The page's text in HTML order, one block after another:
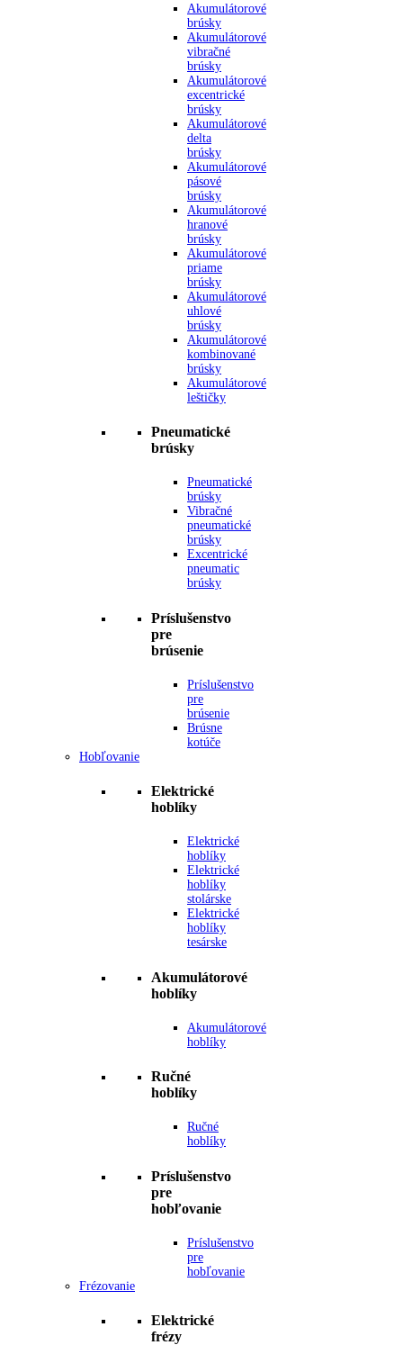
Akumulátorové
brúsky
Akumulátorové
vibračné
brúsky
Akumulátorové
excentrické
brúsky
Akumulátorové
delta
brúsky
Akumulátorové
pásové
brúsky
Akumulátorové
hranové
brúsky
Akumulátorové
priame
brúsky
Akumulátorové
uhlové
brúsky
Akumulátorové
kombinované
brúsky
Akumulátorové
leštičky
Pneumatické
brúsky
Pneumatické
brúsky
Vibračné
pneumatické
brúsky
Excentrické
pneumatic
brúsky
Príslušenstvo
pre
brúsenie
Príslušenstvo
pre
brúsenie
Brúsne
kotúče
Hobľovanie
Elektrické
hoblíky
Elektrické
hoblíky
Elektrické
hoblíky
stolárske
Elektrické
hoblíky
tesárske
Akumulátorové
hoblíky
Akumulátorové
hoblíky
Ručné
hoblíky
Ručné
hoblíky
Príslušenstvo
pre
hobľovanie
Príslušenstvo
pre
hobľovanie
Frézovanie
Elektrické
frézy